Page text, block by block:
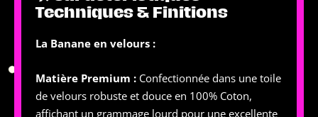
Techniques & Finitions
La Banane en velours :
Matière Premium : Confectionnée dans une toile
de velours robuste et douce en 100% Coton,
affichant un grammage lourd pour une excellente